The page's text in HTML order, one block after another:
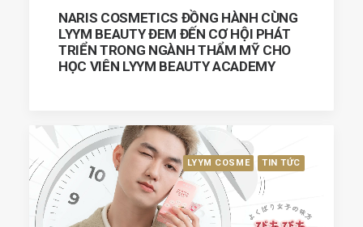
NARIS COSMETICS ĐỒNG HÀNH CÙNG
LYYM BEAUTY ĐEM ĐẾN CƠ HỘI PHÁT
TRIỂN TRONG NGÀNH THẨM MỸ CHO
HỌC VIÊN LYYM BEAUTY ACADEMY
LYYM COSME TIN TỨC